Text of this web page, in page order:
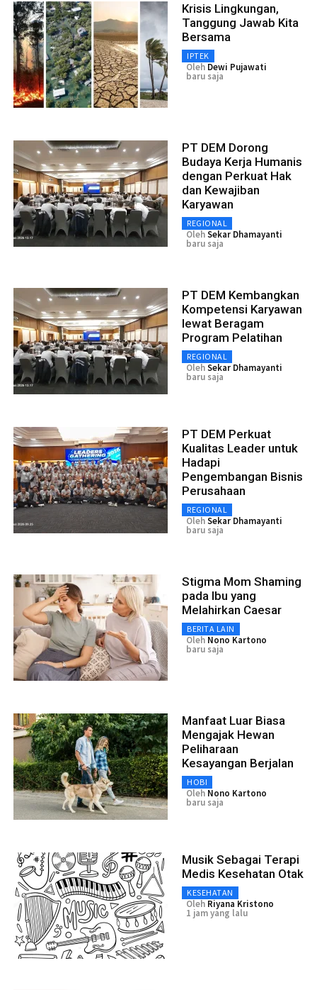
Krisis Lingkungan,
Tanggung Jawab Kita
Bersama
IPTEK
Oleh Dewi Pujawati
baru saja
PT DEM Dorong
Budaya Kerja Humanis
dengan Perkuat Hak
dan Kewajiban
Karyawan
REGIONAL
OlehSekar Dhamayanti
baru saja
PT DEM Kembangkan
Kompetensi Karyawan
lewat Beragam
Program Pelatihan
REGIONAL
OlehSekar Dhamayanti
baru saja
PT DEM Perkuat
Kualitas Leader untuk
Hadapi
Pengembangan Bisnis
Perusahaan
REGIONAL
OlehSekar Dhamayanti
baru saja
Stigma Mom Shaming
pada Ibu yang
Melahirkan Caesar
BERITA LAIN
Oleh Nono Kartono
baru saja
Manfaat Luar Biasa
Mengajak Hewan
Peliharaan
Kesayangan Berjalan
HOBI
Oleh Nono Kartono
baru saja
Musik Sebagai Terapi
Medis Kesehatan Otak
KESEHATAN
Oleh Riyana Kristono
1 jam yang lalu